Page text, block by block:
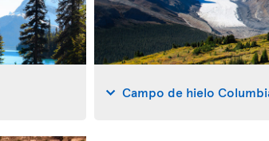
Campo de hielo